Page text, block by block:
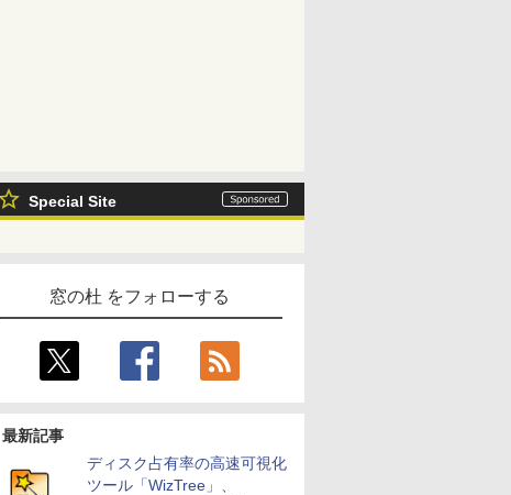
Special Site
窓の杜 をフォローする
最新記事
ディスク占有率の高速可視化
ツール「WizTree」、